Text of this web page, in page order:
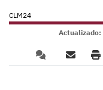
CLM24
Actualizado: